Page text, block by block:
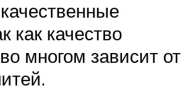
как качество
многом зависит от